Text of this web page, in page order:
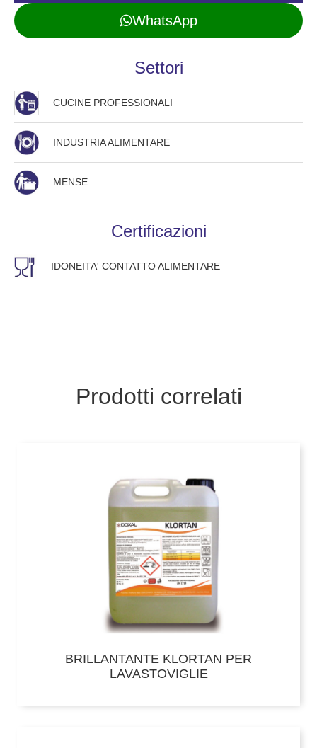
WhatsApp
Settori
CUCINE PROFESSIONALI
INDUSTRIA ALIMENTARE
MENSE
Certificazioni
IDONEITA' CONTATTO ALIMENTARE
Prodotti correlati
BRILLANTANTE KLORTAN PER
LAVASTOVIGLIE